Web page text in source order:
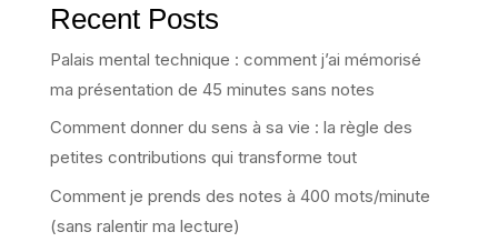
Recent Posts
Palais mental technique : comment j’ai mémorisé
ma présentation de 45 minutes sans notes
Comment donner du sens à sa vie : la règle des
petites contributions qui transforme tout
Comment je prends des notes à 400 mots/minute
(sans ralentir ma lecture)